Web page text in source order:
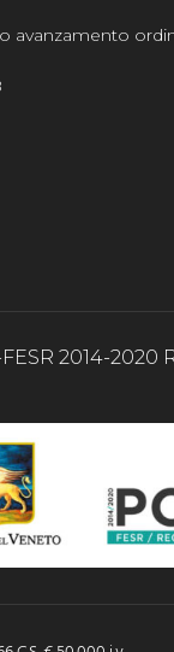
avanzamento
2014-2020